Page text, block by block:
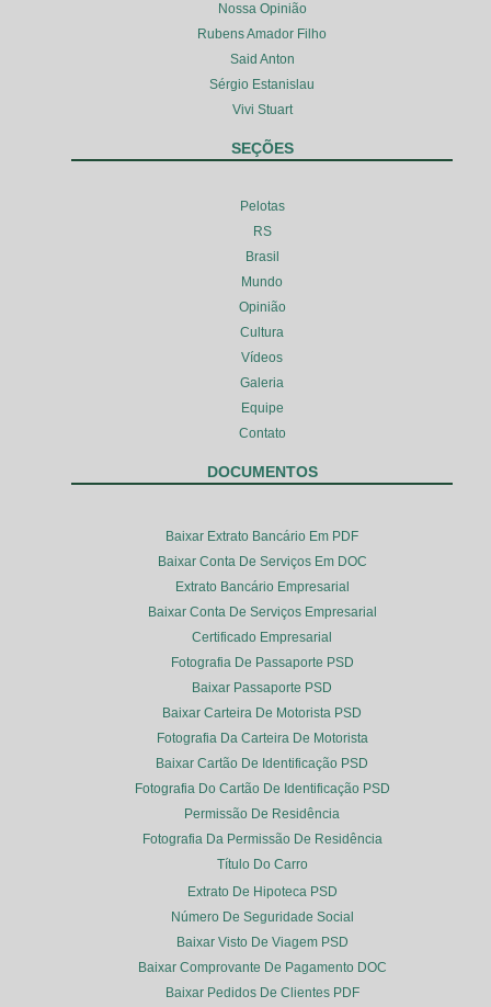
Nossa Opinião
Rubens Amador Filho
Said Anton
Sérgio Estanislau
Vivi Stuart
SEÇÕES
Pelotas
RS
Brasil
Mundo
Opinião
Cultura
Vídeos
Galeria
Equipe
Contato
DOCUMENTOS
Baixar Extrato Bancário Em PDF
Baixar Conta De Serviços Em DOC
Extrato Bancário Empresarial
Baixar Conta De Serviços Empresarial
Certificado Empresarial
Fotografia De Passaporte PSD
Baixar Passaporte PSD
Baixar Carteira De Motorista PSD
Fotografia Da Carteira De Motorista
Baixar Cartão De Identificação PSD
Fotografia Do Cartão De Identificação PSD
Permissão De Residência
Fotografia Da Permissão De Residência
Título Do Carro
Extrato De Hipoteca PSD
Número De Seguridade Social
Baixar Visto De Viagem PSD
Baixar Comprovante De Pagamento DOC
Baixar Pedidos De Clientes PDF